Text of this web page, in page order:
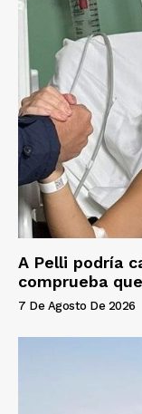
A Pelli podría
comprueba
7 De Agosto De 2026